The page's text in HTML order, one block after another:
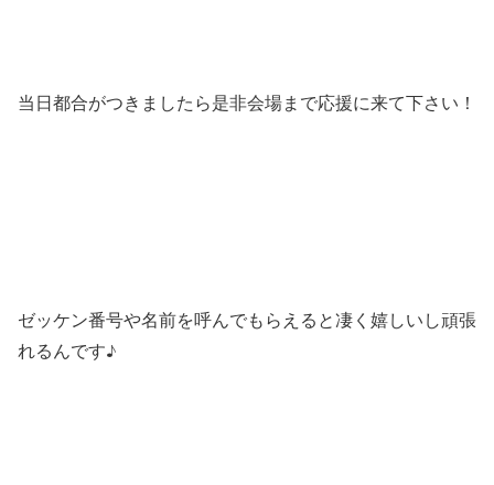
当日都合がつきましたら是非会場まで応援に来て下さい！
ゼッケン番号や名前を呼んでもらえると凄く嬉しいし頑張
れるんです♪